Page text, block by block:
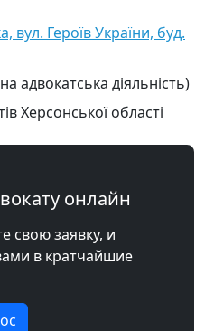
вул. Героїв України, буд.
адвокатська діяльність)
Херсонської області
онлайн
свою заявку, и
в кратчайшие